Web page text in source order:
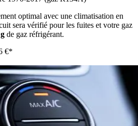
optimal avec une climatisation en
sera vérifié pour les fuites et votre gaz
de gaz réfrigérant.
€*